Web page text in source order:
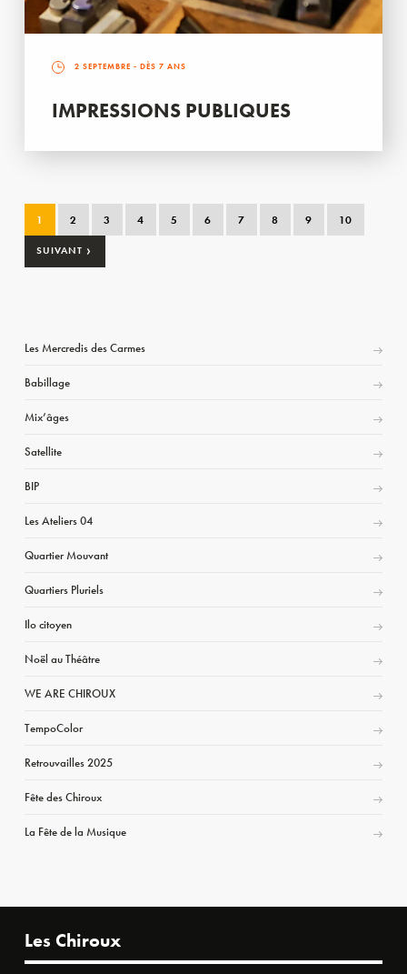
2 SEPTEMBRE - DÈS 7 ANS
IMPRESSIONS PUBLIQUES
1 2 3 4 5 6 7 8 9 10
SUIVANT ›
Les Mercredis des Carmes
Babillage
Mix’âges
Satellite
BIP
Les Ateliers 04
Quartier Mouvant
Quartiers Pluriels
Ilo citoyen
Noël au Théâtre
WE ARE CHIROUX
TempoColor
Retrouvailles 2025
Fête des Chiroux
La Fête de la Musique
Les Chiroux